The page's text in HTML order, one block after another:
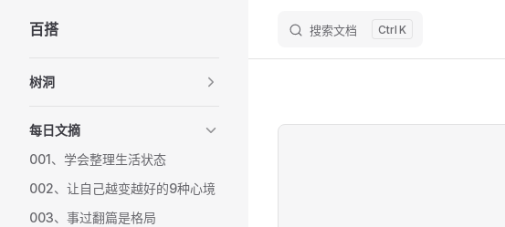
Skip to content
百搭 搜索文档 K
树洞
每日文摘
001、学会整理生活状态
002、让自己越变越好的9种心境
003、事过翻篇是格局